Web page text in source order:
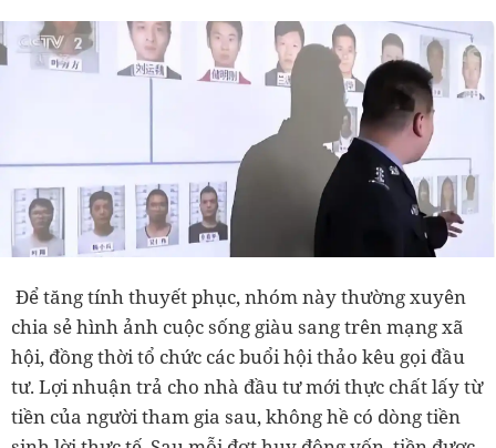
Để tăng tính thuyết phục, nhóm này thường xuyên
chia sẻ hình ảnh cuộc sống giàu sang trên mạng xã
hội, đồng thời tổ chức các buổi hội thảo kêu gọi đầu
tư. Lợi nhuận trả cho nhà đầu tư mới thực chất lấy từ
tiền của người tham gia sau, không hề có dòng tiền